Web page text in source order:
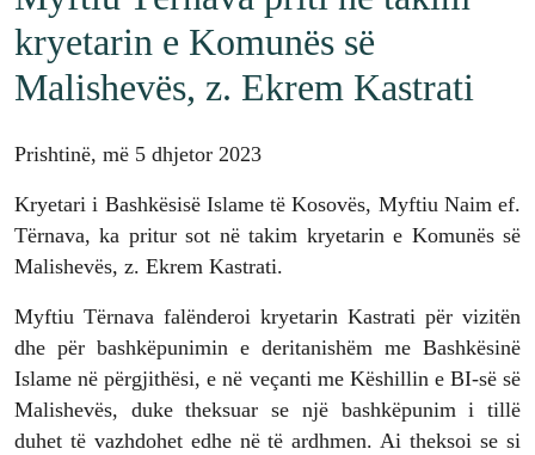
kryetarin e Komunës së
Malishevës, z. Ekrem Kastrati
Prishtinë, më 5 dhjetor 2023
Kryetari i Bashkësisë Islame të Kosovës, Myftiu Naim ef.
Tërnava, ka pritur sot në takim kryetarin e Komunës së
Malishevës, z. Ekrem Kastrati.
Myftiu Tërnava falënderoi kryetarin Kastrati për vizitën
dhe për bashkëpunimin e deritanishëm me Bashkësinë
Islame në përgjithësi, e në veçanti me Këshillin e BI-së së
Malishevës, duke theksuar se një bashkëpunim i tillë
duhet të vazhdohet edhe në të ardhmen. Ai theksoi se si